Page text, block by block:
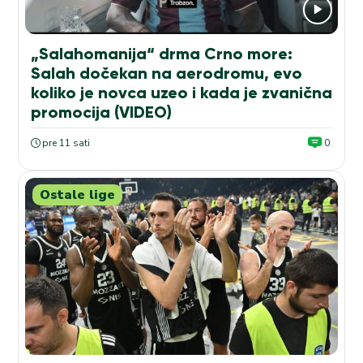
„Salahomanija“ drma Crno more:
Salah dočekan na aerodromu, evo
koliko je novca uzeo i kada je zvanična
promocija (VIDEO)
pre 11 sati 0
Ostale lige